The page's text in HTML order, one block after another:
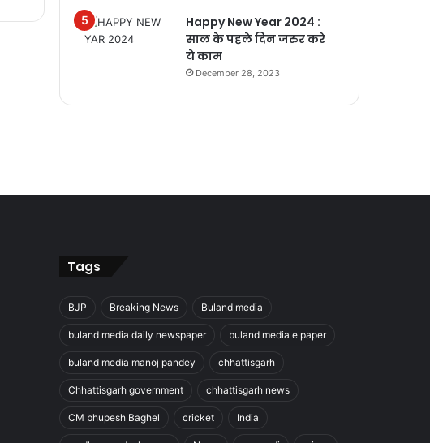
Happy New Year 2024 :
साल के पहले दिन जरुर करे
ये काम
December 28, 2023
Tags
BJP Breaking News Buland media
buland media daily newspaper buland media e paper
buland media manoj pandey chhattisgarh
Chhattisgarh government chhattisgarh news
CM bhupesh Baghel cricket India